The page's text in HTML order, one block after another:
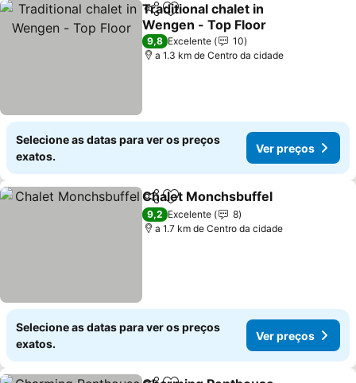
PartilharAdicionar aos favoritos
Traditional chalet in
Wengen - Top Floor
Ver preços
9,8 Excelente
10
a 1.3 km de Centro da cidade
Selecione as datas para ver os preços
exatos.
Ver preços
PartilharAdicionar aos favoritos
Chalet Monchsbuffel
9,2 Excelente
8
a 1.7 km de Centro da cidade
Selecione as datas para ver os preços
exatos.
Ver preços